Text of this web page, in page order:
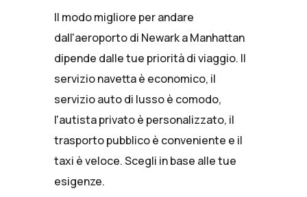
Il modo migliore per andare
dall'aeroporto di Newark a Manhattan
dipende dalle tue priorità di viaggio. Il
servizio navetta è economico, il
servizio auto di lusso è comodo,
l'autista privato è personalizzato, il
trasporto pubblico è conveniente e il
taxi è veloce. Scegli in base alle tue
esigenze.